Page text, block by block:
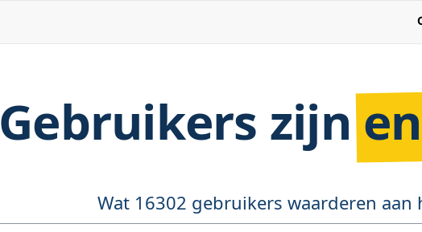
Gebruikers zijn
Wat 16302 gebruikers waarderen aan